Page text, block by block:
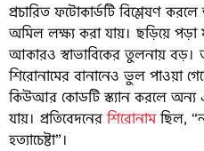
প্রচারিত ফটোকার্ডটি বিশ্লেষণ
অমিল লক্ষ্য করা যায়। ছড়িয়ে পড়া
আকারও স্বাভাবিকের তুলনায় বড়।
শিরোনামের বানানেও ভুল পাওয়া
কিউআর কোডটি স্ক্যান করলে অন্য
যায়। প্রতিবেদনেরশিরোনামছিল,
হত্যাচেষ্টা”।